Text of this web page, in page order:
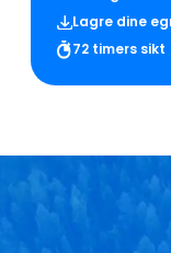
Lagre dine
72 timers sikt